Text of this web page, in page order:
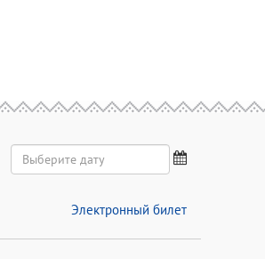
Электронный билет